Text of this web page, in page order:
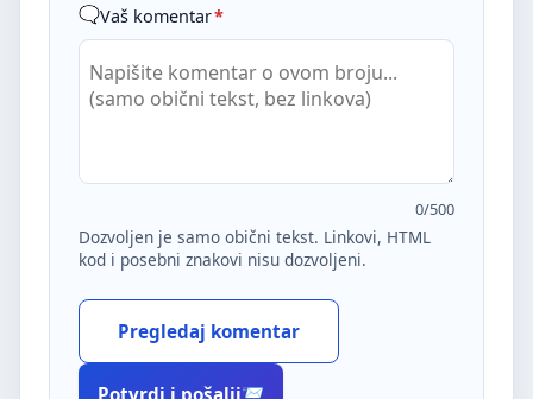
Vaš komentar*
0/500
Dozvoljen je samo obični tekst. Linkovi, HTML
kod i posebni znakovi nisu dozvoljeni.
Pregledaj komentar
Potvrdi i pošalji